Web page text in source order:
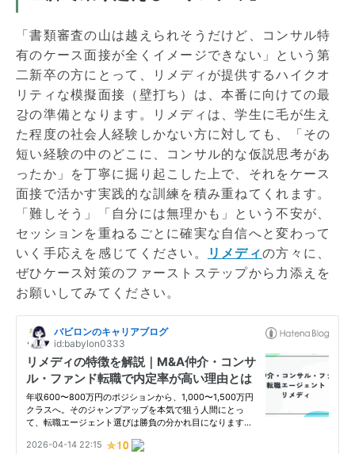
「書類審査の山は越えられそうだけど、コンサル特
有のケース面接が全くイメージできない」という第
二新卒の方にとって、リメディが提供するハイクオ
リティな模擬面接（壁打ち）は、本番に向けての最
강の準備となります。リメディは、学生に毛が生え
た程度の社会人経験しかない方に対しても、「その
短い経験の中のどこに、コンサル的な仮説思考があ
ったか」を丁寧に掘り起こした上で、それをケース
面接で活かす実践的な訓練を積み重ねてくれます。
「難しそう」「自分には無理かも」という不安が、
セッションを重ねるごとに確実な自信へと変わって
いく手応えを感じてください。
リメディの方々に、
ぜひケース対策のファーストステップから力添えを
お願いしてみてください。